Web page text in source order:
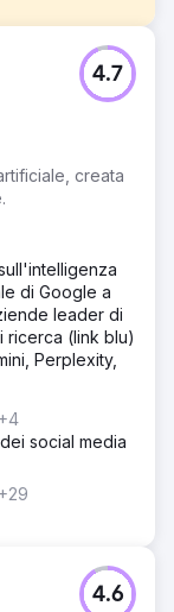
il declino
Per
forte
a un pubblico
le proprietà
autorità,
canali social,
e
informazioni
di Howard,
classifiche di
medie
di
domini di
creata
4.7
di Google a
leader di
ricerca (link blu)
Perplexity,
+4
social media
+29
4.6